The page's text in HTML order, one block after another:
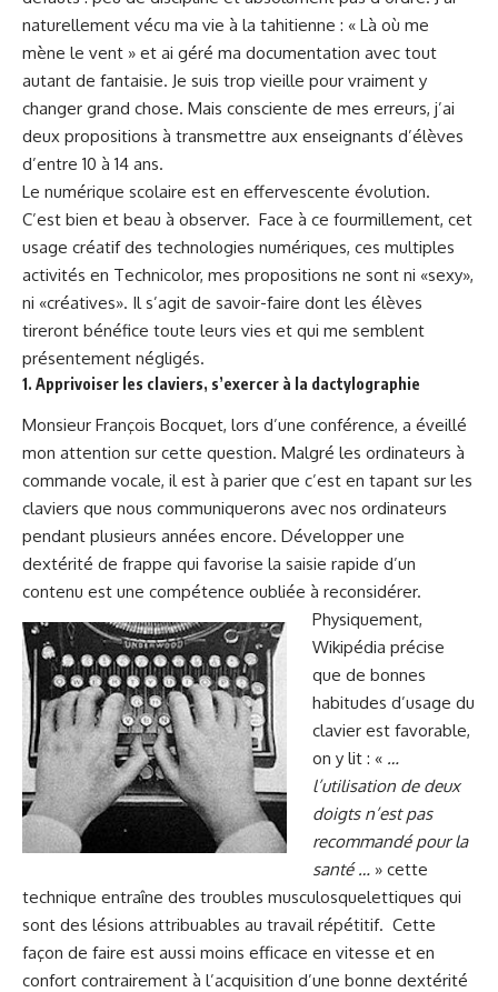
naturellement vécu ma vie à la tahitienne : « Là où me
mène le vent » et ai géré ma documentation avec tout
autant de fantaisie. Je suis trop vieille pour vraiment y
changer grand chose. Mais consciente de mes erreurs, j’ai
deux propositions à transmettre aux enseignants d’élèves
d’entre 10 à 14 ans.
Le numérique scolaire est en effervescente évolution.
C’est bien et beau à observer. Face à ce fourmillement, cet
usage créatif des technologies numériques, ces multiples
activités en Technicolor, mes propositions ne sont ni «sexy»,
ni «créatives». Il s’agit de savoir-faire dont les élèves
tireront bénéfice toute leurs vies et qui me semblent
présentement négligés.
1. Apprivoiser les claviers, s’exercer à la dactylographie
Monsieur François Bocquet, lors d’une conférence, a éveillé
mon attention sur cette question. Malgré les ordinateurs à
commande vocale, il est à parier que c’est en tapant sur les
claviers que nous communiquerons avec nos ordinateurs
pendant plusieurs années encore. Développer une
dextérité de frappe qui favorise la saisie rapide d’un
contenu est une compétence oubliée à reconsidérer.
Physiquement,
Wikipédia précise
que de bonnes
habitudes d’usage du
clavier est favorable,
on y lit : «…
l’utilisation de deux
doigts n’est pas
recommandé pour la
santé …» cette
technique entraîne des troubles musculosquelettiques qui
sont des lésions attribuables au travail répétitif. Cette
façon de faire est aussi moins efficace en vitesse et en
confort contrairement à l’acquisition d’une bonne dextérité